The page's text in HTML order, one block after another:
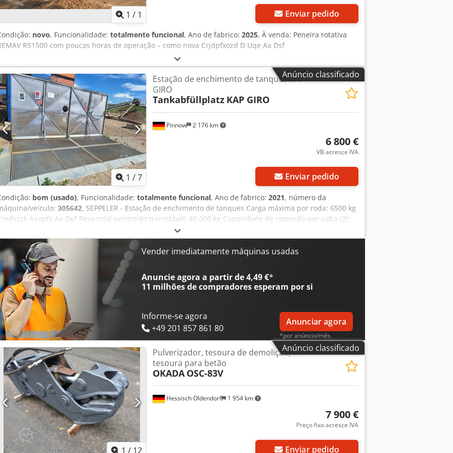
1 / 1 Enviar pedido
novo, Funcionalidade: totalmente funcional, Ano de fabrico: 2025, À venda: Peneira rotativa
RS1500 com poucas horas de operação – como nova Crjdpfxozd D Uqe Aa Dsf
Anúncio classificado
1 /7
Pinnow 2 176 km
Estação de enchimento de tanques KAP
GIRO
Tankabfüllplatz KAP GIRO
6 800 €
VB acresce IVA
Enviar pedido
bom (usado), Funcionalidade: totalmente funcional, Ano de fabrico: 2021, número da
veículo: 305642, SEPPELER - Estação de enchimento de tanques Carga máxima por roda: 6500 kg
Aaopfx Aa Dof Peso total permitido transitável: 40.000 kg Capacidade de retenção por cuba (2):
Vender imediatamente máquinas usadas
Anuncie agora a partir de 4,49 €*
11 milhões de compradoresesperam por si
Informe-se agora
+49 201 857 861 80
Anunciar agora
*por anúncio/mês
Anúncio classificado
1 / 12
Hessisch Oldendorf 1 954 km
Pulverizador, tesoura de demolição,
tesoura para betão
OKADA OSC-83V
7 900 €
Preço fixo acresce IVA
Enviar pedido